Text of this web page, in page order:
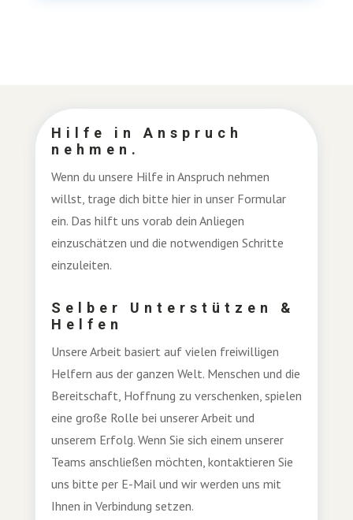
Hilfe in Anspruch
nehmen.
Wenn du unsere Hilfe in Anspruch nehmen
willst, trage dich bitte hier in unser Formular
ein. Das hilft uns vorab dein Anliegen
einzuschätzen und die notwendigen Schritte
einzuleiten.
Selber Unterstützen &
Helfen
Unsere Arbeit basiert auf vielen freiwilligen
Helfern aus der ganzen Welt. Menschen und die
Bereitschaft, Hoffnung zu verschenken, spielen
eine große Rolle bei unserer Arbeit und
unserem Erfolg. Wenn Sie sich einem unserer
Teams anschließen möchten, kontaktieren Sie
uns bitte per E-Mail und wir werden uns mit
Ihnen in Verbindung setzen.